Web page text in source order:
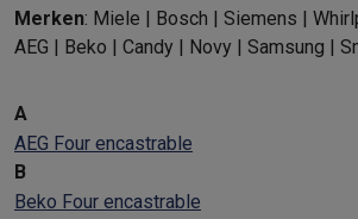
Merken: Miele | Bosch | Siemens |
AEG | Beko | Candy | Novy | Samsung |
A
AEG Four encastrable
B
Beko Four encastrable